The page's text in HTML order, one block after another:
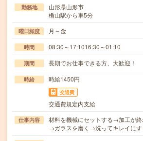
勤務地
山形県山形市
楯山駅から車5分
曜日頻度 月～金
時間 08:30～17:1016:30～01:10
期間 長期でお仕事できる方、大歓迎！
時給 時給1450円
交通費
交通費規定内支給
仕事内容
材料を機械にセットする→加工が
→ガラスを磨く→洗ってキレイに